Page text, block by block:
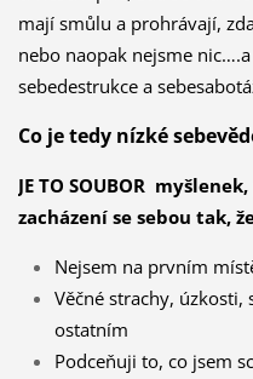
mají smůlu a prohrávají,
nebo naopak nejsme
sebedestrukce a
Co je tedy nízké
JE TO SOUBOR
zacházení se sebou tak,
Nejsem na prvním
Věčné strachy,
ostatním
Podceňuji to, co jsem